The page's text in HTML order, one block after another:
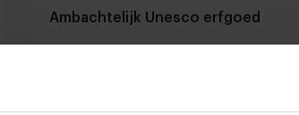
Ambachtelijk Unesco erfgoed